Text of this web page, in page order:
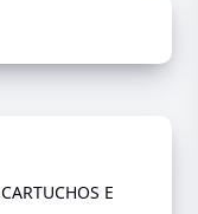
E